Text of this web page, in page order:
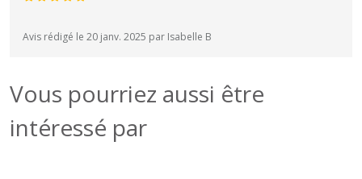
Avis rédigé le 20 janv. 2025 par Isabelle B
Vous pourriez aussi être
intéressé par